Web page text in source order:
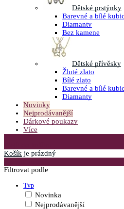
Dětské prstýnky
Barevné a bílé
Diamanty
Bez kamene
Dětské přívěsky
Žluté zlato
Bílé zlato
Barevné a bílé
Diamanty
Novinky
Nejprodávanější
Dárkové poukazy
Více
Košík je prázdný
Filtrovat podle
Typ
Novinka
Nejprodávanější